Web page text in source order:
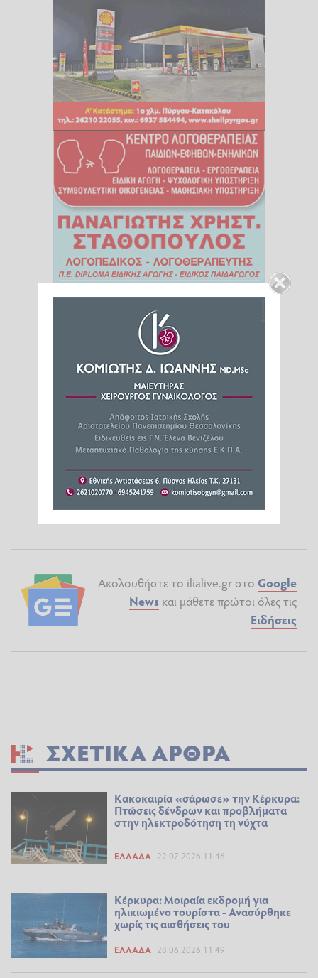
Ακολουθήστε το ilialive.gr στο Google
News και μάθετε πρώτοι όλες τις
Ειδήσεις
ΣΧΕΤΙΚΆ ΆΡΘΡΑ
Κακοκαιρία «σάρωσε» την Κέρκυρα:
Πτώσεις δένδρων και προβλήματα
στην ηλεκτροδότηση τη νύχτα
ΕΛΛΆΔΑ 22.07.2026 11:46
Κέρκυρα: Μοιραία εκδρομή για
ηλικιωμένο τουρίστα - Ανασύρθηκε
χωρίς τις αισθήσεις του
ΕΛΛΆΔΑ 28.06.2026 11:49